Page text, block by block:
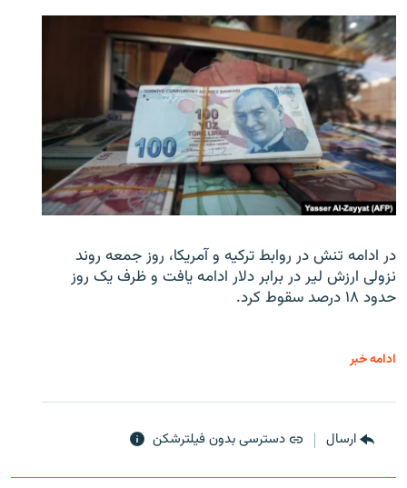
در ادامه تنش در روابط ترکیه و آمریکا، روز جمعه روند
نزولی ارزش لیر در برابر دلار ادامه یافت و ظرف یک روز
حدود ۱۸ درصد سقوط کرد.
ادامه خبر
ارسال دسترسی بدون فیلترشکن